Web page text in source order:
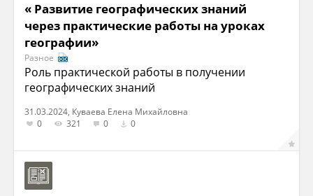
« Развитие географических знаний
через практические работы на уроках
географии»
Разное
Роль практической работы в получении
географических знаний
31.03.2024, Куваева Елена Михайловна
0
321 0 0